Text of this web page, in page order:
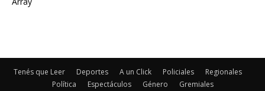
Tenés que Leer Deportes A un Click Policiales
Regionales
Política
Espectáculos Género Gremiales